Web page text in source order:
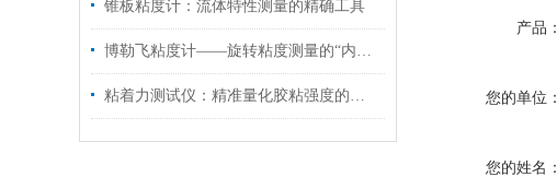
锥板粘度计：流体特性测量的精确工具
博勒飞粘度计——旋转粘度测量的“内在密码”
粘着力测试仪：精准量化胶粘强度的核心利器
产品：
您的单位：
您的姓名：